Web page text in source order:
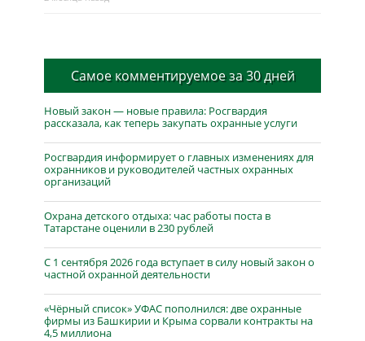
Самое комментируемое за 30 дней
Новый закон — новые правила: Росгвардия
рассказала, как теперь закупать охранные услуги
Росгвардия информирует о главных изменениях для
охранников и руководителей частных охранных
организаций
Охрана детского отдыха: час работы поста в
Татарстане оценили в 230 рублей
С 1 сентября 2026 года вступает в силу новый закон о
частной охранной деятельности
«Чёрный список» УФАС пополнился: две охранные
фирмы из Башкирии и Крыма сорвали контракты на
4,5 миллиона